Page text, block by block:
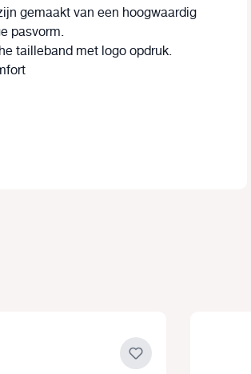
gemaakt van een hoogwaardig
pasvorm.
tailleband met logo opdruk.